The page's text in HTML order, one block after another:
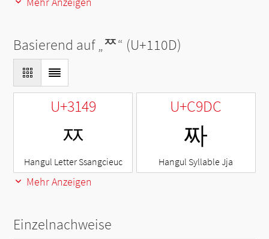
Basierend auf „ᄍ“ (U+110D)
U+3149
ㅉ
Hangul Letter Ssangcieuc
U+C9DC
짜
Hangul Syllable Jja
Mehr Anzeigen
Einzelnachweise